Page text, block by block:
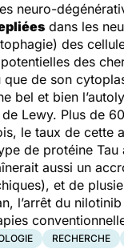
neuro-
dans les
des
potentielles des
que de son
bel et bien
Lewy. Plus de
le taux de cette
de protéine
aussi un
et de
l’arrêt du
RECHERCHE